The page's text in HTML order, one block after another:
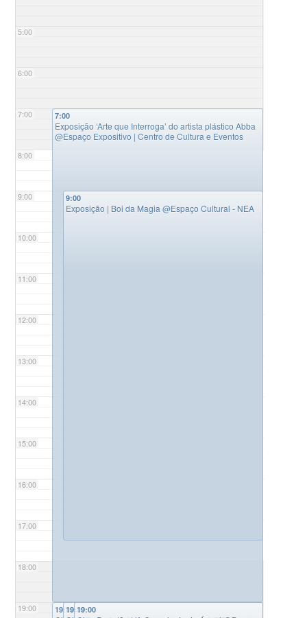
5:00
6:00
7:00
8:00
9:00
10:00
11:00
12:00
13:00
14:00
15:00
16:00
17:00
18:00
19:00
7:00
Exposição ‘Arte que Interroga’ do artista plástico Abba
@Espaço Expositivo | Centro de Cultura e Eventos
9:00
Exposição | Boi da Magia@Espaço Cultural - NEA
19:0019:0019:00